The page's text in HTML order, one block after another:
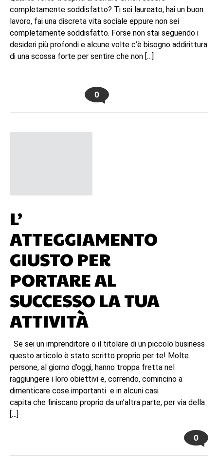
completamente soddisfatto? Ti sei laureato, hai un buon
lavoro, fai una discreta vita sociale eppure non sei
completamente soddisfatto. Forse non stai seguendo i
desideri più profondi e alcune volte c’è bisogno addirittura
di una scossa forte per sentire che non […]
0
L’
ATTEGGIAMENTO
GIUSTO PER
PORTARE AL
SUCCESSO LA TUA
ATTIVITÀ
Se sei un imprenditore o il titolare di un piccolo business
questo articolo è stato scritto proprio per te! Molte
persone, al giorno d’oggi, hanno troppa fretta nel
raggiungere i loro obiettivi e, correndo, comincino a
dimenticare cose importanti e in alcuni casi
capita che finiscano proprio da un’altra parte, per via della
[…]
0